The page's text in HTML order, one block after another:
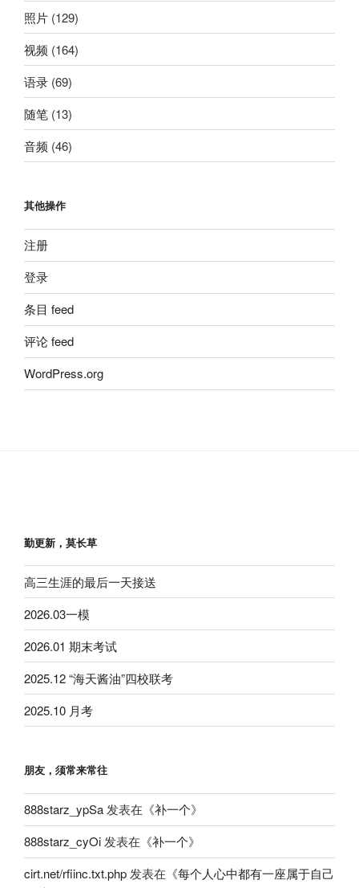
照片 (129)
视频 (164)
语录 (69)
随笔 (13)
音频 (46)
其他操作
注册
登录
条目 feed
评论 feed
WordPress.org
勤更新，莫长草
高三生涯的最后一天接送
2026.03一模
2026.01 期末考试
2025.12 “海天酱油”四校联考
2025.10 月考
朋友，须常来常往
888starz_ypSa 发表在《补一个》
888starz_cyOi 发表在《补一个》
cirt.net/rfiinc.txt.php 发表在《每个人心中都有一座属于自己